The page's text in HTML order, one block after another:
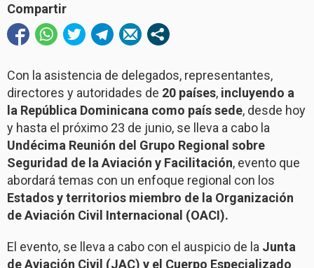
Compartir
Con la asistencia de delegados, representantes,
directores y autoridades de 20 países, incluyendo a
la República Dominicana como país sede, desde hoy
y hasta el próximo 23 de junio, se lleva a cabo la
Undécima Reunión del Grupo Regional sobre
Seguridad de la Aviación y Facilitación, evento que
abordará temas con un enfoque regional con los
Estados y territorios miembro de la Organización
de Aviación Civil Internacional (OACI).
El evento, se lleva a cabo con el auspicio de la Junta
de Aviación Civil (JAC) y el Cuerpo Especializado